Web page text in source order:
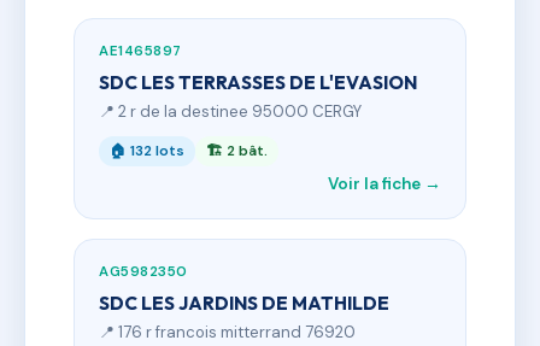
AE1465897
SDC LES TERRASSES DE L'EVASION
📍 2 r de la destinee 95000 CERGY
🏠 132 lots 🏗 2 bât.
Voir la fiche →
AG5982350
SDC LES JARDINS DE MATHILDE
📍 176 r francois mitterrand 76920